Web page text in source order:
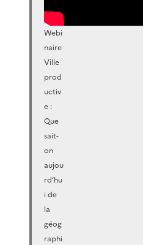
Webi
naire
Ville
prod
uctiv
e :
Que
sait-
on
aujou
rd’hu
i de
la
géog
raphi